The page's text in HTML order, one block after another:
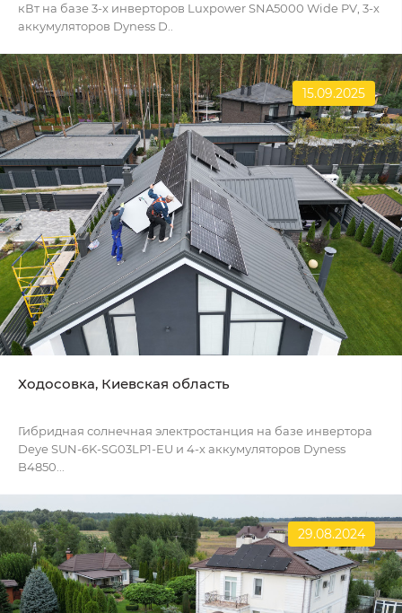
кВт на базе 3-х инверторов Luxpower SNA5000 Wide PV, 3-х
аккумуляторов Dyness D..
15.09.2025
Ходосовка, Киевская область
Гибридная солнечная электростанция на базе инвертора
Deye SUN-6K-SG03LP1-EU и 4-х аккумуляторов Dyness
B4850...
29.08.2024